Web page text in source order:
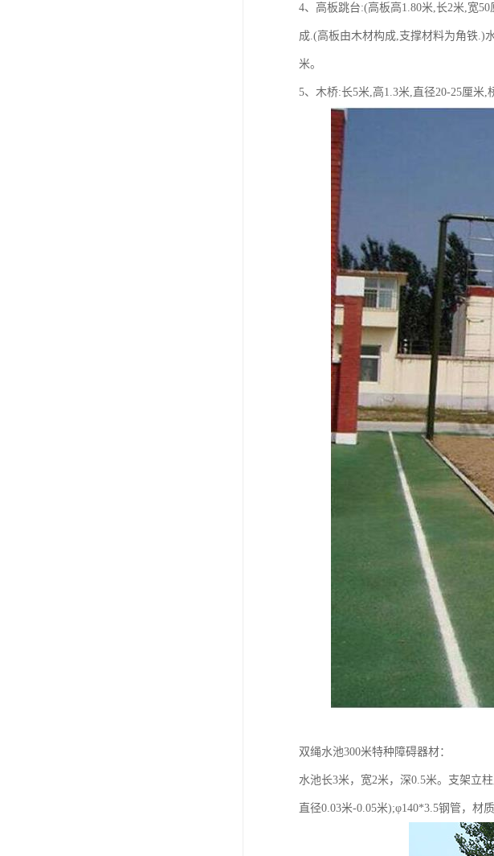
4、高板跳台:(高板高1.80米,长2米,宽
成.(高板由木材构成,支撑材料为角铁.)
米。
5、木桥:长5米,高1.3米,直径20-25厘米,
双绳水池300米特种障碍器材：
水池长3米，宽2米，深0.5米。支架立
直径0.03米-0.05米);φ140*3.5钢管，材